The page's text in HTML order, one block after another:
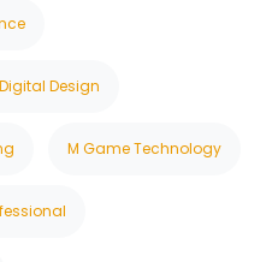
Design
M Game Technology